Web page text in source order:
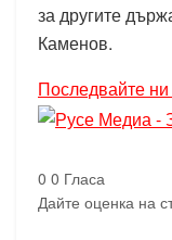
за другите
Каменов.
Последвайте ни
0 0 Гласа
Дайте оценка на